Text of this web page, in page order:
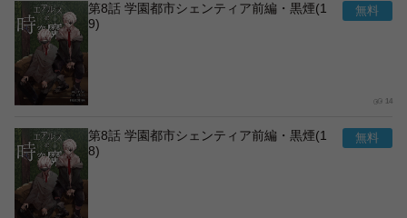
第8話 学園都市シェンティア前編・黒煙(1
9)
14
第8話 学園都市シェンティア前編・黒煙(1
8)